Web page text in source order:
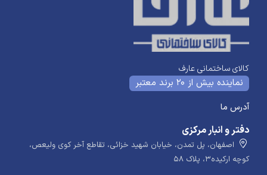
کالای ساختمانی عارف
نماینده بیش از 20 برند معتبر
آدرس ما
دفتر و انبار مرکزی
اصفهان، پل تمدن، خیابان شهید خزائی، تقاطع آخر کوی ولیعص،
کوچه ارکیده۳، پلاک ۵۸